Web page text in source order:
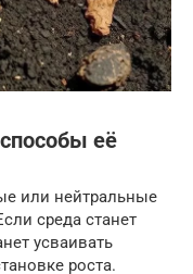
её
или нейтральные
среда станет
усваивать
роста.